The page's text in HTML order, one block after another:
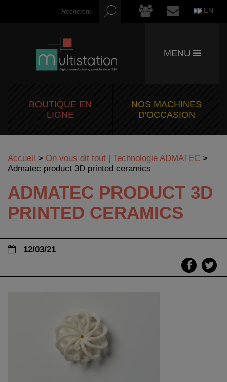
EN
MENU
BOUTIQUE EN
LIGNE
NOS MACHINES
D'OCCASION
Accueil > On vous dit tout | Technologie ADMATEC >
Admatec product 3D printed ceramics
ADMATEC PRODUCT 3D
PRINTED CERAMICS
12/03/21